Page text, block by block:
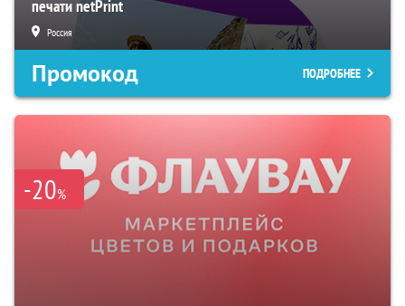
печати netPrint
Россия
Промокод ПОДРОБНЕЕ
-20%